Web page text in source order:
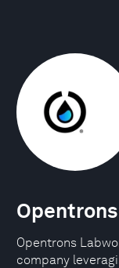
Opentrons
company